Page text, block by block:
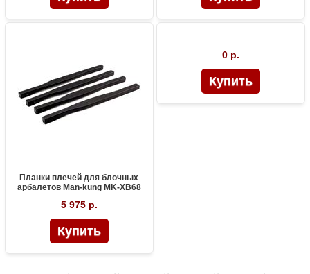
Планки плечей для блочных
арбалетов Man-kung MK-XB68
5 975 р.
0 р.